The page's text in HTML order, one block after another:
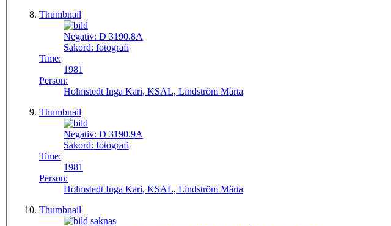
Thumbnail
Negativ: D 3190.8A
Sakord: fotografi
Time:
1981
Person:
Holmstedt Inga Kari, KSAL, Lindström Märta
Thumbnail
Negativ: D 3190.9A
Sakord: fotografi
Time:
1981
Person:
Holmstedt Inga Kari, KSAL, Lindström Märta
Thumbnail